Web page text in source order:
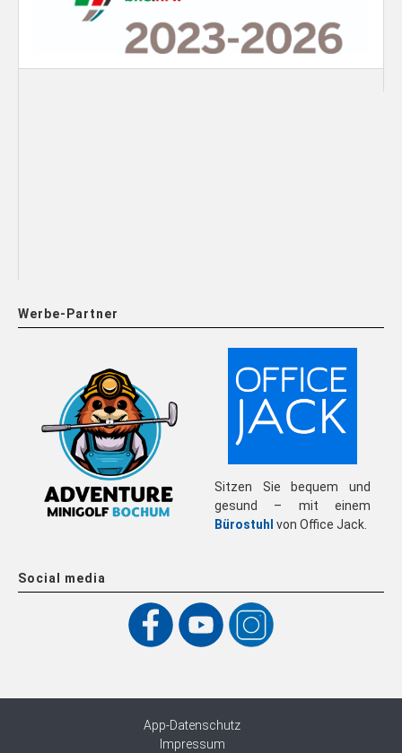
Werbe-Partner
Sitzen Sie bequem und
gesund – mit einem
Bürostuhl von Office Jack.
Social media
App-Datenschutz
Impressum